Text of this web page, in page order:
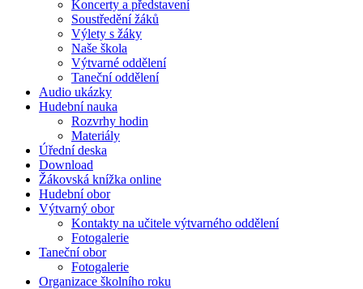
Koncerty a představení
Soustředění žáků
Výlety s žáky
Naše škola
Výtvarné oddělení
Taneční oddělení
Audio ukázky
Hudební nauka
Rozvrhy hodin
Materiály
Úřední deska
Download
Žákovská knížka online
Hudební obor
Výtvarný obor
Kontakty na učitele výtvarného oddělení
Fotogalerie
Taneční obor
Fotogalerie
Organizace školního roku